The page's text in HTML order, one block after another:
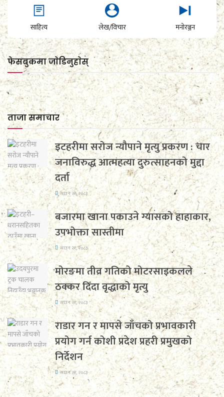
साहित्य लेख/विचार मनोरञ्जन
फेसबुकमा जाेडिनुहाेस्
ताजा समाचार
इटहरीमा सरोज न्यौपाने मृत्यु प्रकरण : चार
जनाविरुद्ध आत्महत्या दुरुत्साहनको मुद्दा
दर्ता
साउन २१, २०८३
बजारमा खाना पकाउने ग्यासको हाहाकार,
उपभोक्ता सास्तीमा
साउन २१, २०८३
मोरङमा तीव्र गतिको मोटरसाइकलले
ठक्कर दिँदा वृद्धाको मृत्यु
साउन २१, २०८३
राडार गन र मापसे जाँचको प्रभावकारी
प्रयोग गर्न कोशी प्रदेश प्रहरी प्रमुखको
निर्देशन
साउन २१, २०८३